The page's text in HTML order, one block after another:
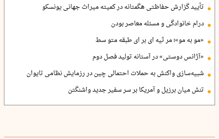
تأیید گزارش حفاظتی هگمتانه در کمیته میراث جهانی یونسکو
درام خانوادگی و مسئله معاصر بودن
«مو به مو»؛ مر ثیه ای بر ای طبقه متو سط
«آژانس دوستی» در آستانه تولید فصل دوم
شبیه‌سازی واکنش به حملات احتمالی چین در رزمایش نظامی تایوان
تنش میان برزیل و آمریکا بر سر سفیر جدید واشنگتن